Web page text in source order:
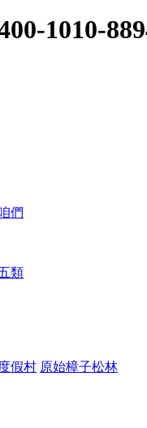
1010-889
們
類
假村 原始樟子松林